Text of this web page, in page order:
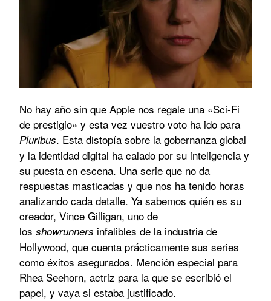
No hay año sin que Apple nos regale una «Sci-Fi
de prestigio» y esta vez vuestro voto ha ido para
Pluribus. Esta distopía sobre la gobernanza global
y la identidad digital ha calado por su inteligencia y
su puesta en escena. Una serie que no da
respuestas masticadas y que nos ha tenido horas
analizando cada detalle. Ya sabemos quién es su
creador, Vince Gilligan, uno de
los showrunners infalibles de la industria de
Hollywood, que cuenta prácticamente sus series
como éxitos asegurados. Mención especial para
Rhea Seehorn, actriz para la que se escribió el
papel, y vaya si estaba justificado.